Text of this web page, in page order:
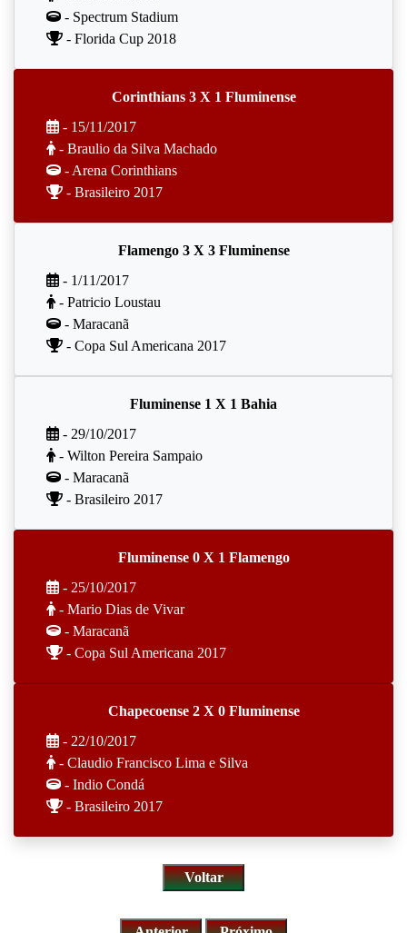
- Spectrum Stadium
- Florida Cup 2018
Corinthians 3 X 1 Fluminense
- 15/11/2017
- Braulio da Silva Machado
- Arena Corinthians
- Brasileiro 2017
Flamengo 3 X 3 Fluminense
- 1/11/2017
- Patricio Loustau
- Maracanã
- Copa Sul Americana 2017
Fluminense 1 X 1 Bahia
- 29/10/2017
- Wilton Pereira Sampaio
- Maracanã
- Brasileiro 2017
Fluminense 0 X 1 Flamengo
- 25/10/2017
- Mario Dias de Vivar
- Maracanã
- Copa Sul Americana 2017
Chapecoense 2 X 0 Fluminense
- 22/10/2017
- Claudio Francisco Lima e Silva
- Indio Condá
- Brasileiro 2017